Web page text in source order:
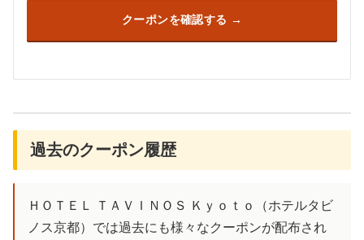
クーポンを確認する
過去のクーポン履歴
ＨＯＴＥＬ ＴＡＶＩＮＯＳ Ｋｙｏｔｏ（ホテルタビ
ノス京都）では過去にも様々なクーポンが配布され